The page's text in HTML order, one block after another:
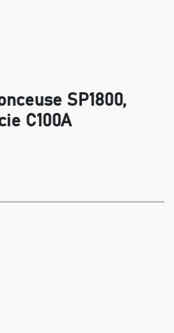
SP1800,
C100A